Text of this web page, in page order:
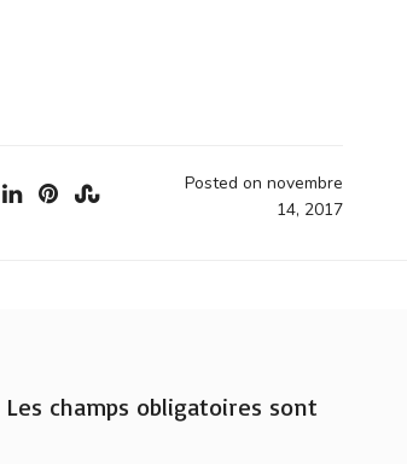
Posted on novembre
14, 2017
Les champs obligatoires sont